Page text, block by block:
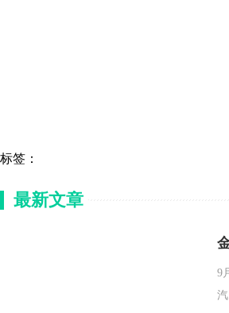
标签：
最新文章
9